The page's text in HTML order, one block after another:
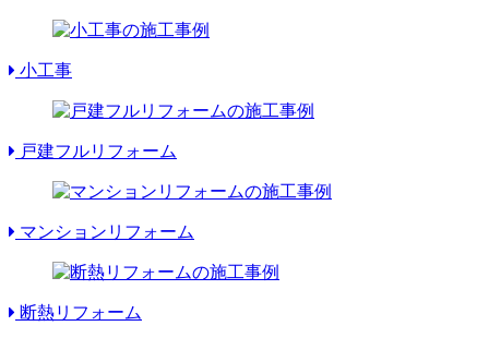
小工事
戸建フルリフォーム
マンションリフォーム
断熱リフォーム